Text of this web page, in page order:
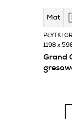
Mat
Grand
PŁYTKI
1198 x